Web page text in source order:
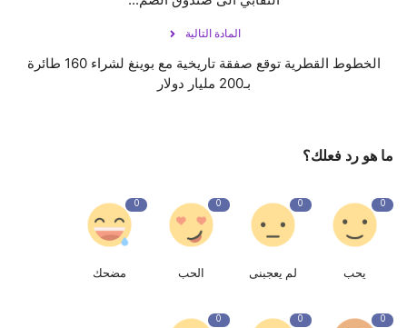
المادة التالية
الخطوط القطرية توقع صفقة تاريخية مع بوينغ لشراء 160 طائرة
بـ200 مليار دولار
ما هو رد فعلك؟
0
يحب
0
لم يعجبنى
0
الحب
0
مضحك
0
0
0